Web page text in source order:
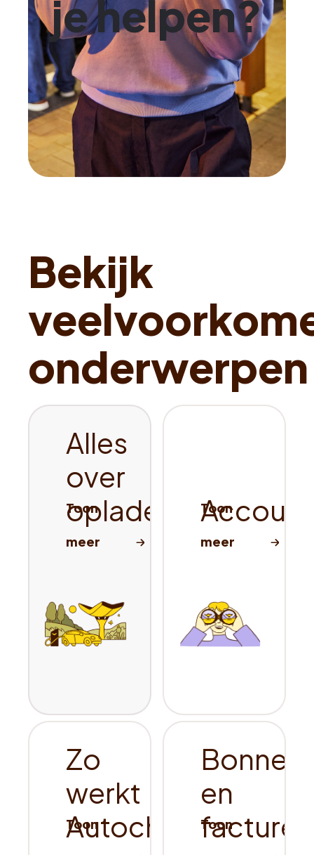
je helpen?
Alles
over
opladen
Account
Zo
werkt
Autocharge
en
facturen